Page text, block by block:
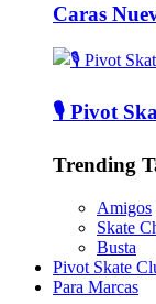
Caras
🎙️ Pivot
Trending
Amigos
Skate
Busta
Pivot Skate
Para Marcas